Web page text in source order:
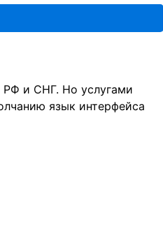
РФ и СНГ. Но услугами
язык интерфейса